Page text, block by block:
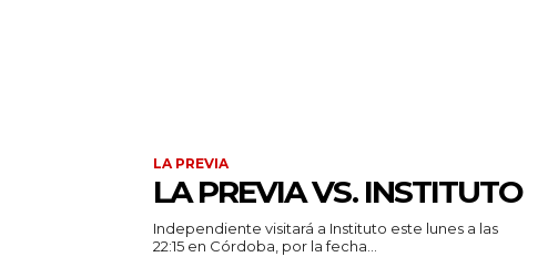
LA PREVIA
LA PREVIA VS. INSTITUTO
Independiente visitará a Instituto este lunes a las
22:15 en Córdoba, por la fecha...